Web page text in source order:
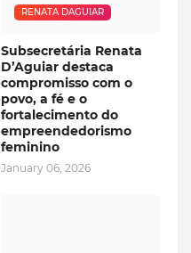
RENATA DAGUIAR
Subsecretária Renata
D’Aguiar destaca
compromisso com o
povo, a fé e o
fortalecimento do
empreendedorismo
feminino
January 06, 2026